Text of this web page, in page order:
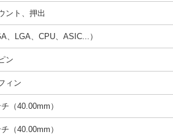
ント、押出
、LGA、CPU、ASIC...）
ン
ィン
（40.00mm）
（40.00mm）